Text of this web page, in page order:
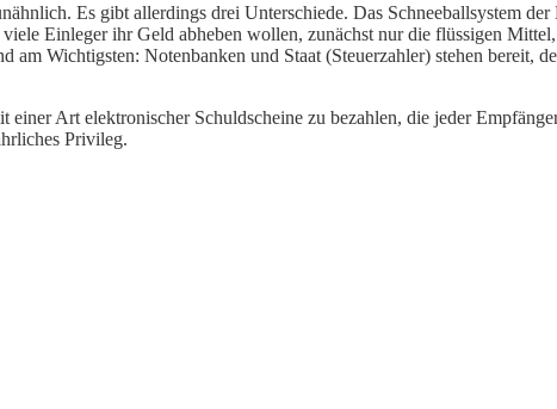
Es gibt allerdings drei Unterschiede. Das Schneeballsystem der
Einleger ihr Geld abheben wollen, zunächst nur die flüssigen
Wichtigsten: Notenbanken und Staat (Steuerzahler) stehen bereit,
Art elektronischer Schuldscheine zu bezahlen, die jeder
Privileg.